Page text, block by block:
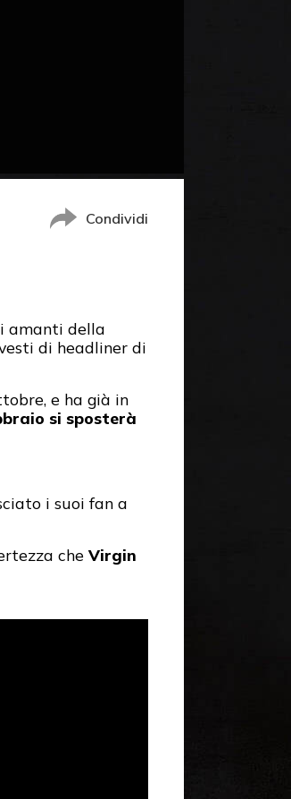
Condividi
amanti della
di headliner di
e ha già in
si sposterà
i suoi fan a
che Virgin